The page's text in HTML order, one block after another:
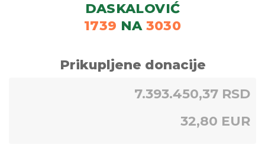
DASKALOVIĆ
1739 NA 3030
Prikupljene donacije
7.393.450,37 RSD
32,80 EUR